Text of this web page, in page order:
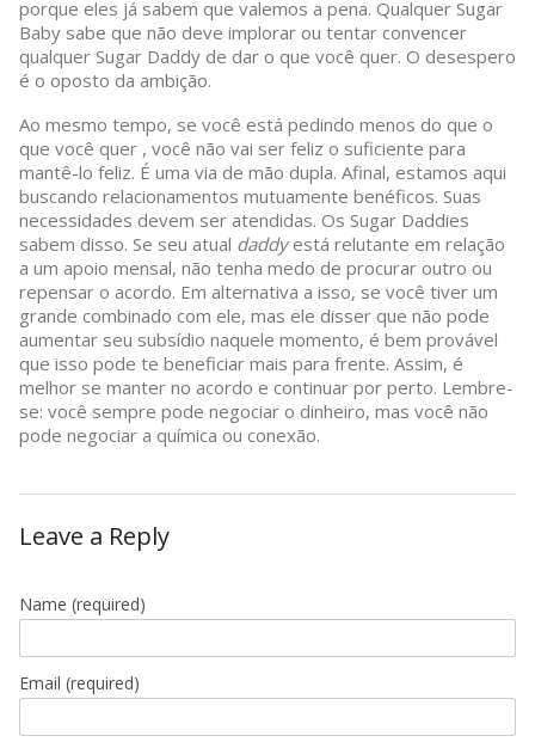
porque eles já sabem que valemos a pena. Qualquer Sugar
Baby sabe que não deve implorar ou tentar convencer
qualquer Sugar Daddy de dar o que você quer. O desespero
é o oposto da ambição.
Ao mesmo tempo, se você está pedindo menos do que o
que você quer , você não vai ser feliz o suficiente para
mantê-lo feliz. É uma via de mão dupla. Afinal, estamos aqui
buscando relacionamentos mutuamente benéficos. Suas
necessidades devem ser atendidas. Os Sugar Daddies
sabem disso. Se seu atual daddyestá relutante em relação
a um apoio mensal, não tenha medo de procurar outro ou
repensar o acordo. Em alternativa a isso, se você tiver um
grande combinado com ele, mas ele disser que não pode
aumentar seu subsídio naquele momento, é bem provável
que isso pode te beneficiar mais para frente. Assim, é
melhor se manter no acordo e continuar por perto. Lembre-
se: você sempre pode negociar o dinheiro, mas você não
pode negociar a química ou conexão.
Leave a Reply
Name (required)
Email (required)